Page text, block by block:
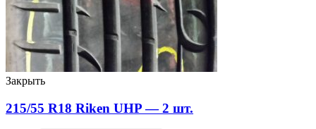
Закрыть
215/55 R18 Riken UHP — 2 шт.